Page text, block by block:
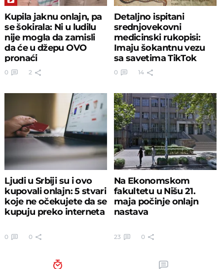
Kupila jaknu onlajn, pa
se šokirala: Ni u ludilu
nije mogla da zamisli
da će u džepu OVO
pronaći
0 2
Detaljno ispitani
srednjovekovni
medicinski rukopisi:
Imaju šokantnu vezu
sa savetima TikTok
influensera
0 14
Ljudi u Srbiji su i ovo
kupovali onlajn: 5 stvari
koje ne očekujete da se
kupuju preko interneta
0 0
Na Ekonomskom
fakultetu u Nišu 21.
maja počinje onlajn
nastava
23 0